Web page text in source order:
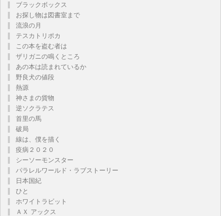
ブラックボックス
お探し物は図書室まで
流浪の月
テスカトリポカ
この本を盗む者は
ザリガニの鳴くところ
あの本は読まれているか
野良犬の値段
熱源
神さまの貨物
逆ソクラテス
首里の馬
破局
線は、僕を描く
疫病２０２０
シーソーモンスター
パラレルワールド・ラブストーリー
日本国紀
ひと
ホワイトラビット
ＡＸ アックス